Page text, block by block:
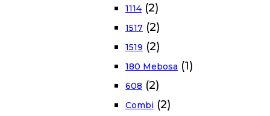
1114 (2)
1517 (2)
1519 (2)
180 Mebosa (1)
608 (2)
Combi (2)